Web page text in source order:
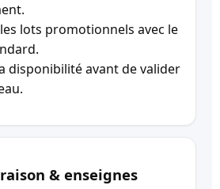
lots promotionnels avec le
disponibilité avant de valider
& enseignes